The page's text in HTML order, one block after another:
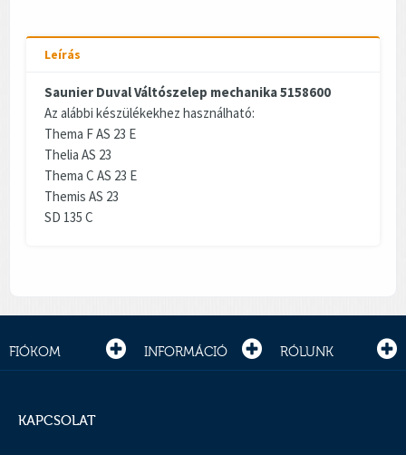
Leírás
Saunier Duval Váltószelep mechanika 5158600
Az alábbi készülékekhez használható:
Thema F AS 23 E
Thelia AS 23
Thema C AS 23 E
Themis AS 23
SD 135 C
FIÓKOM INFORMÁCIÓ RÓLUNK
KAPCSOLAT